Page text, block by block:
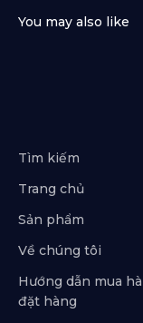
Tìm kiếm
Trang chủ
Sản phẩm
Về chúng tôi
Hướng dẫn mua
đặt hàng